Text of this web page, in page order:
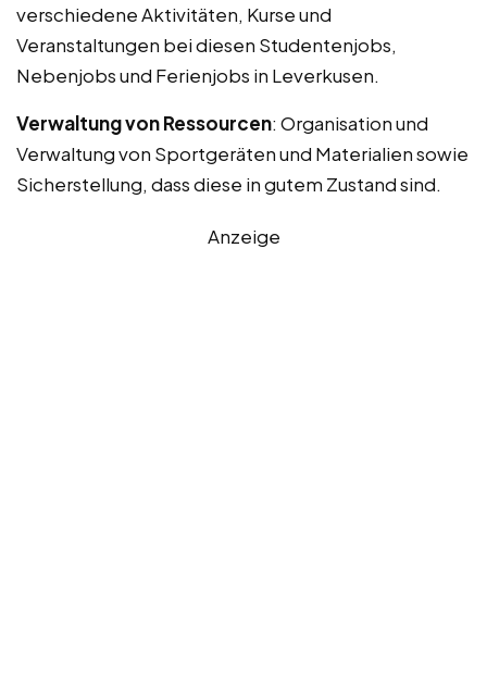
verschiedene Aktivitäten, Kurse und
Veranstaltungen bei diesen Studentenjobs,
Nebenjobs und Ferienjobs in Leverkusen.
Verwaltung von Ressourcen: Organisation und
Verwaltung von Sportgeräten und Materialien sowie
Sicherstellung, dass diese in gutem Zustand sind.
Anzeige